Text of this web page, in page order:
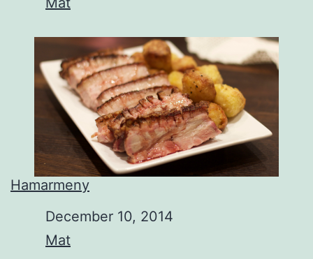
Hamarmeny
December 10, 2014
In relation to
Mat